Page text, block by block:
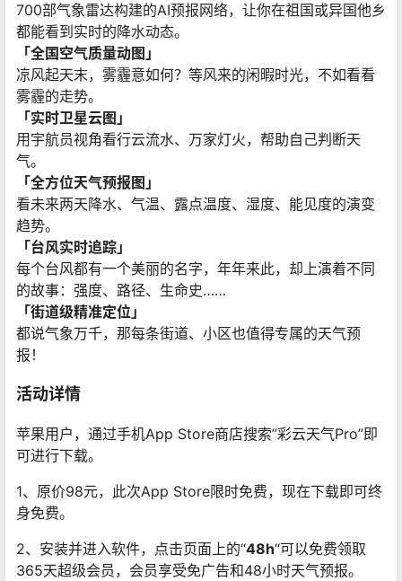
700部气象雷达构建的AI预报网络，让你在祖国或异国他乡
都能看到实时的降水动态。
「全国空气质量动图」
凉风起天末，雾霾意如何？等风来的闲暇时光，不如看看
雾霾的走势。
「实时卫星云图」
用宇航员视角看行云流水、万家灯火，帮助自己判断天
气。
「全方位天气预报图」
看未来两天降水、气温、露点温度、湿度、能见度的演变
趋势。
「台风实时追踪」
每个台风都有一个美丽的名字，年年来此，却上演着不同
的故事：强度、路径、生命史……
「街道级精准定位」
都说气象万千，那每条街道、小区也值得专属的天气预
报！
活动详情
苹果用户，通过手机App Store商店搜索”彩云天气Pro”即
可进行下载。
1、原价98元，此次App Store限时免费，现在下载即可终
身免费。
2、安装并进入软件，点击页面上的“48h“可以免费领取
365天超级会员，会员享受免广告和48小时天气预报。